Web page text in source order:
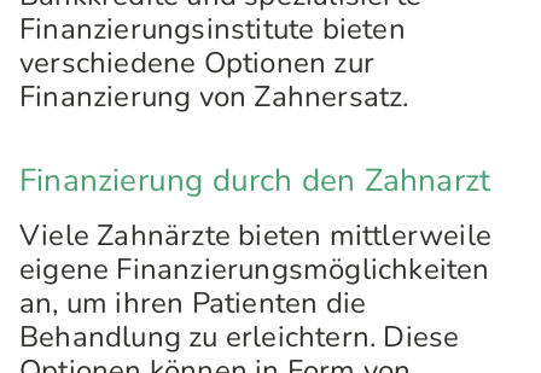
Finanzierungsinstitute bieten
verschiedene Optionen zur
Finanzierung von Zahnersatz.
Finanzierung durch den Zahnarzt
Viele Zahnärzte bieten mittlerweile
eigene Finanzierungsmöglichkeiten
an, um ihren Patienten die
Behandlung zu erleichtern. Diese